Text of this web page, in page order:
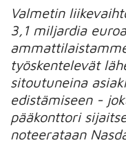
Valmetin
3,1 miljardia
työskentelevät
sitoutuneina
edistämiseen -
pääkonttori
noteerataan